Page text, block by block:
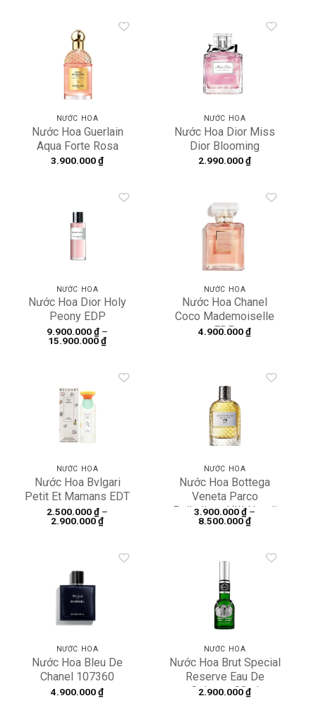
NƯỚC HOA
Nước Hoa Guerlain
Aqua Forte Rosa
Palissandro Guerlain
3.900.000₫
NƯỚC HOA
Nước Hoa Dior Miss
Dior Blooming
Bouquet 100ml
2.990.000₫
NƯỚC HOA
Nước Hoa Dior Holy
Peony EDP
9.900.000₫ –
15.900.000₫Khoảng
đến
15.900.000 ₫
NƯỚC HOA
Nước Hoa Chanel
Coco Mademoiselle
EDP
4.900.000₫
NƯỚC HOA
Nước Hoa Bvlgari
Petit Et Mamans EDT
2.500.000₫ –
2.900.000₫Khoảng
2.900.000 ₫
NƯỚC HOA
Nước Hoa Bottega
Veneta Parco
Palladiano VIII Neroli
EDP
3.900.000₫ –
8.500.000₫Khoảng
8.500.000 ₫
NƯỚC HOA
Nước Hoa Bleu De
Chanel 107360
4.900.000₫
NƯỚC HOA
Nước Hoa Brut Special
Reserve Eau De
Cologne 88ml
2.900.000₫